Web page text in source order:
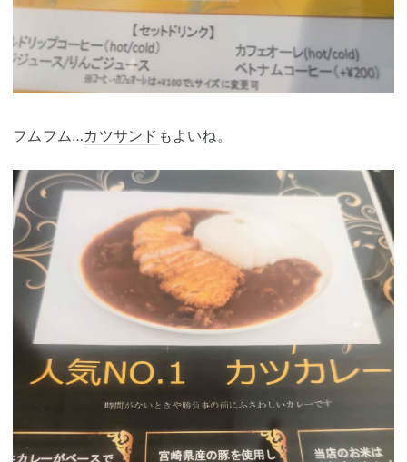
フムフム…カツサンド もよいね。